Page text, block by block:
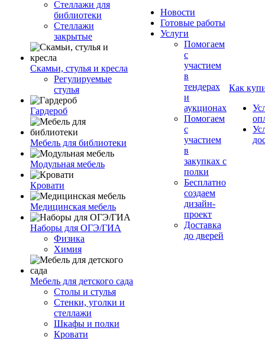
Стеллажи для
библиотеки
Стеллажи
закрытые
Скамьи, стулья и кресла
Регулируемые
стулья
Гардероб
Мебель для библиотеки
Модульная мебель
Кровати
Медицинская мебель
Наборы для ОГЭ/ГИА
Физика
Химия
Мебель для детского сада
Столы и стулья
Стенки, уголки и
стеллажи
Шкафы и полки
Кровати
Новости
Готовые работы
Услуги
Помогаем
с
участием
в
тендерах
и
аукционах
Помогаем
с
участием
в
закупках с
полки
Бесплатно
создаем
дизайн-
проект
Доставка
до дверей
Как